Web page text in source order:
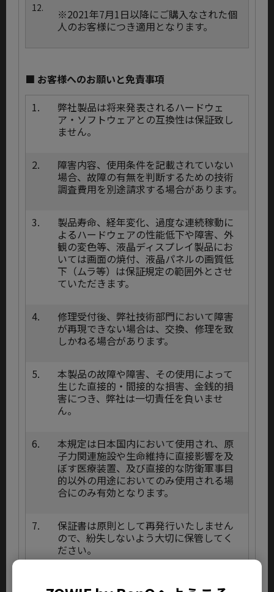
12.
※2021年7月1日以降にご購入なされた個
人のお客様につき適用となります。
■ お客様へのお願いと免責事項
1.
弊社製品は将来発表されるハードウェ
ア・ソフトウェアとの互換性は保証致し
ません。
2.
障害内容、使用条件を記載されていない
場合、故障の有無を判断するための技術
調査費用を別途請求する場合があります。
3.
製品寿命、経年変化、過度な連続稼動に
よるハードウェアの性能低下や障害、外
観の変色等、液晶ディスプレイ製品にお
いては画面の焼付、液晶パネルの画質低
下（ムラ等）は保証規定の範囲外とさせ
ていただきます。
4.
修理受付後、弊社技術部門において障害
が再現できない場合は、交換、修理を致
しかねる場合があります。
5.
本製品の故障や障害、その使用によって
生じた直接的・間接的な損害、金銭的損
害につき、弊社は一切責任を負いませ
ん。
6.
本規定は日本国内において使用され、原
子力関連施設や生命維持に直接影響を及
ぼす医療装置、及び直接的な防衛軍事目
的以外の用途においてのみ使用される場
合にのみ有効となります。
7.
保証書は原則として再発行いたしません
ので、紛失しないよう大切に保管してく
ださい。